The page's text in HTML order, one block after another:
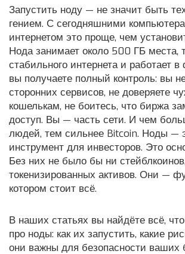
Запустить ноду — не значит быть
гением. С сегодняшними
интернетом это проще, чем
Нода занимает около 500 ГБ места,
стабильного интернета и работает
вы получаете полный контроль: вы
сторонних сервисов, не доверяете
кошелькам, не боитесь, что биржа
доступ. Вы — часть сети. И чем
людей, тем сильнее Bitcoin. Ноды —
инструмент для инвесторов. Это
Без них не было бы ни
токенизированных активов. Они —
котором стоит всё.
В наших статьях вы найдёте всё,
про ноды: как их запустить, какие
они важны для безопасности ваших